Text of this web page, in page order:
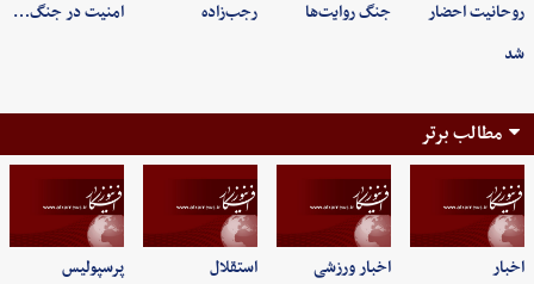
روحانیت احضار
شد
جنگ روایت‌ها رجب‌زاده امنیت در جنگ…
مطالب برتر
اخبار اخبار ورزشی استقلال پرسپولیس